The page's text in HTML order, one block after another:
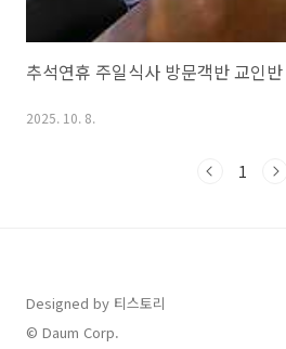
추석연휴 주일식사 방문객반 교인반
2025. 10. 8.
1
Designed by 티스토리
© Daum Corp.